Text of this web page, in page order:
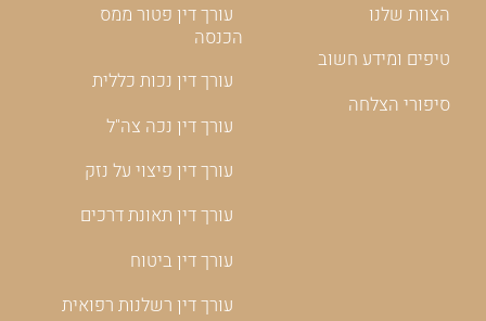
הצוות שלנו
טיפים ומידע חשוב
סיפורי הצלחה
עורך דין פטור ממס
הכנסה
עורך דין נכות כללית
עורך דין נכה צה"ל
עורך דין פיצוי על נזק
עורך דין תאונת דרכים
עורך דין ביטוח
עורך דין רשלנות רפואית